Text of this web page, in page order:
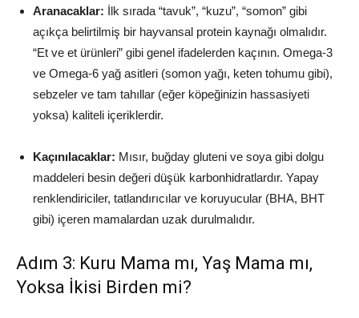
Aranacaklar: İlk sırada “tavuk”, “kuzu”, “somon” gibi
açıkça belirtilmiş bir hayvansal protein kaynağı olmalıdır.
“Et ve et ürünleri” gibi genel ifadelerden kaçının. Omega-3
ve Omega-6 yağ asitleri (somon yağı, keten tohumu gibi),
sebzeler ve tam tahıllar (eğer köpeğinizin hassasiyeti
yoksa) kaliteli içeriklerdir.
Kaçınılacaklar: Mısır, buğday gluteni ve soya gibi dolgu
maddeleri besin değeri düşük karbonhidratlardır. Yapay
renklendiriciler, tatlandırıcılar ve koruyucular (BHA, BHT
gibi) içeren mamalardan uzak durulmalıdır.
Adım 3: Kuru Mama mı, Yaş Mama mı,
Yoksa İkisi Birden mi?